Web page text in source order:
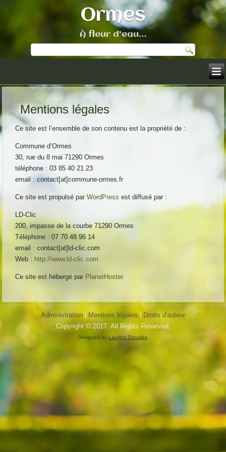
Ormes
À fleur d'eau…
Mentions légales
Ce site est l’ensemble de son contenu est la propriété de :
Commune d’Ormes
30, rue du 8 mai 71290 Ormes
téléphone : 03 85 40 21 23
email : contact[at]commune-ormes.fr
Ce site est propulsé parWordPressest diffusé par :
LD-Clic
200, impasse de la courbe 71290 Ormes
Téléphone : 07 70 48 96 14
email : contact[at]ld-clic.com
Web : http://www.ld-clic.com
Ce site est hébergé par PlanetHoster.
Administration Mentions légales
Droits d'auteur
Copyright © 2017. All Rights Reserved.
Designed by Laurent Doudiès.